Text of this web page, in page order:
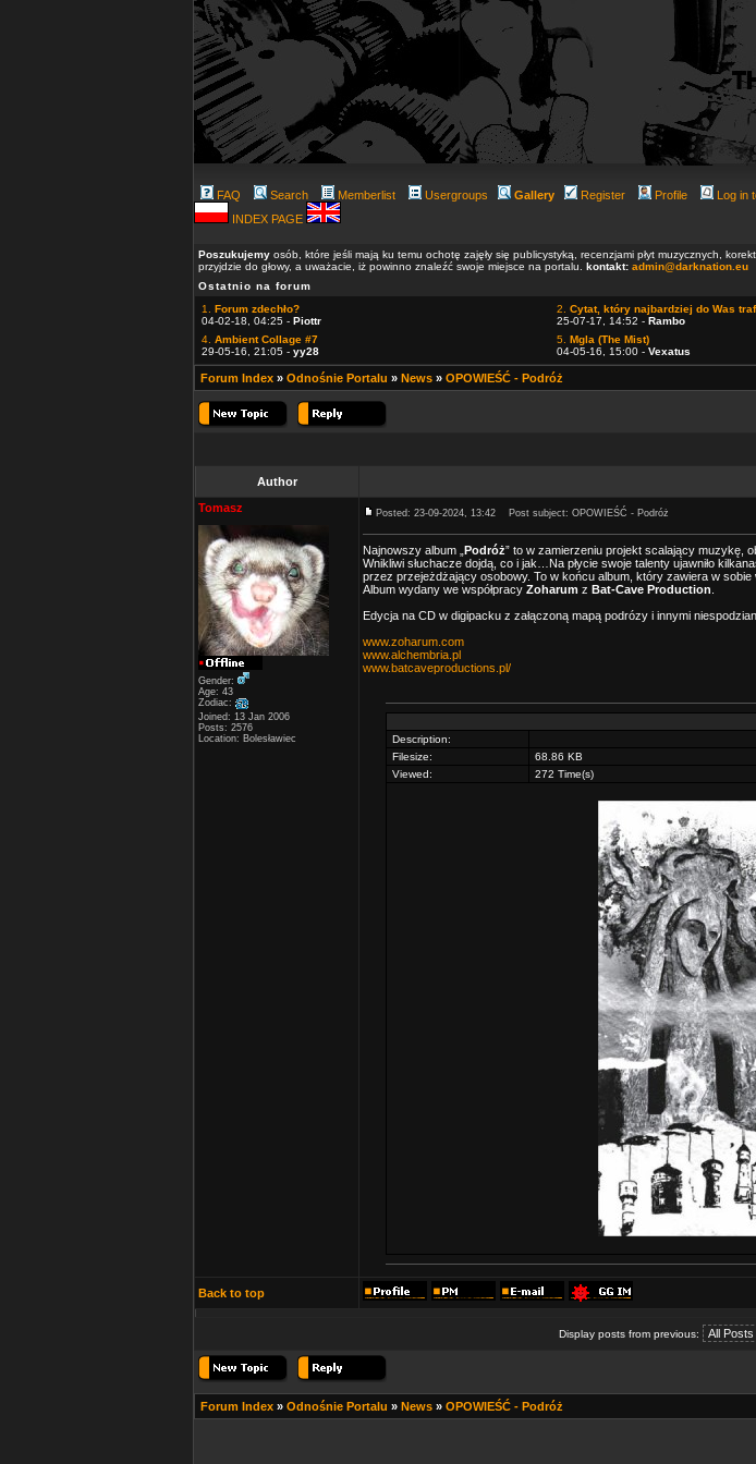
FAQ Search Memberlist Usergroups Gallery Register Profile Log in
INDEX PAGE
Poszukujemy osób, które jeśli mają ku temu ochotę zajęły się publicystyką, recenzjami płyt muzycznych,
przyjdzie do głowy, a uważacie, iż powinno znaleźć swoje miejsce na portalu. kontakt: admin@darknation.eu
Ostatnio na forum
1. Forum zdechło?
04-02-18, 04:25 - Piottr
2. Cytat, który najbardziej do Was
25-07-17, 14:52 - Rambo
4. Ambient Collage #7
29-05-16, 21:05 - yy28
5. Mgla (The Mist)
04-05-16, 15:00 - Vexatus
Forum Index » Odnośnie Portalu » News » OPOWIEŚĆ - Podróż
Author
Tomasz
Gender:
Age: 43
Zodiac:
Joined: 13 Jan 2006
Posts: 2576
Location: Bolesławiec
Posted: 23-09-2024, 13:42 Post subject: OPOWIEŚĆ - Podróż
Najnowszy album „ Podróż” to w zamierzeniu projekt scalający muzykę,
Wnikliwi słuchacze dojdą, co i jak…Na płycie swoje talenty ujawniło
przez przejeżdżający osobowy. To w końcu album, który zawiera w sobie
Album wydany we współpracy Zoharum z Bat-Cave Production
Edycja na CD w digipacku z załączoną mapą podrózy i innymi
www.zoharum.com
www.alchembria.pl
www.batcaveproductions.pl/
Description:
Filesize:
68.86 KB
Viewed:
272 Time(s)
Back to top
Display posts from previous:
Forum Index » Odnośnie Portalu » News » OPOWIEŚĆ - Podróż